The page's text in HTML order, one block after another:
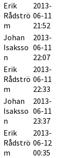
Erik
Rådströ
m
2013-
06-11
21:52
Johan
Isaksso
n
2013-
06-11
22:07
Erik
Rådströ
m
2013-
06-11
22:33
Johan
Isaksso
n
2013-
06-11
23:37
Erik
Rådströ
m
2013-
06-12
00:35